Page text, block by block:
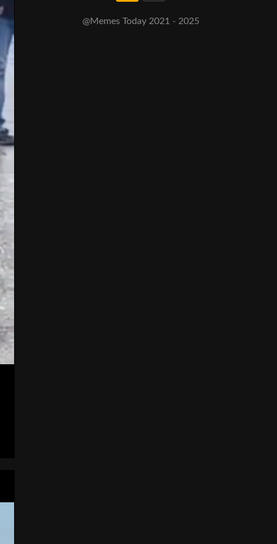
@Memes Today 2021 - 2025